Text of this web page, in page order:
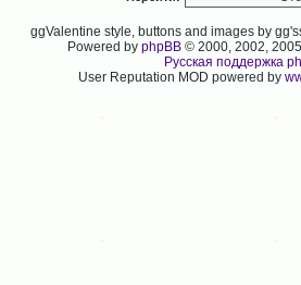
ggValentine style, buttons and images by
Powered byphpBB © 2000, 2002,
Русская поддержка
User Reputation MOD powered by